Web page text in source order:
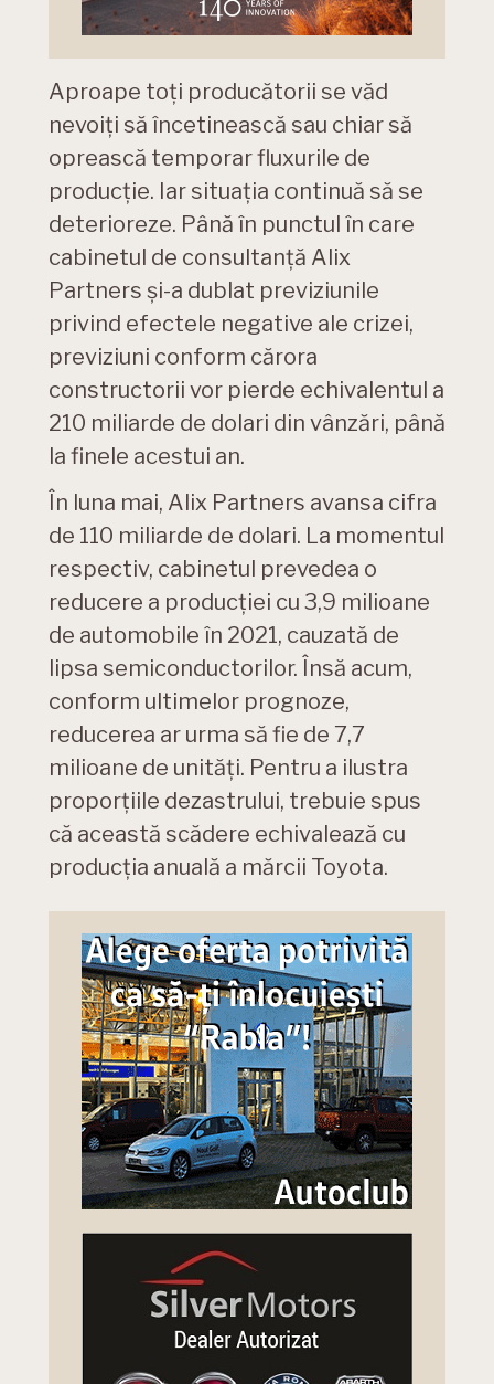
Aproape toți producătorii se văd
nevoiți să încetinească sau chiar să
oprească temporar fluxurile de
producție. Iar situația continuă să se
deterioreze. Până în punctul în care
cabinetul de consultanță Alix
Partners și-a dublat previziunile
privind efectele negative ale crizei,
previziuni conform cărora
constructorii vor pierde echivalentul a
210 miliarde de dolari din vânzări, până
la finele acestui an.
În luna mai, Alix Partners avansa cifra
de 110 miliarde de dolari. La momentul
respectiv, cabinetul prevedea o
reducere a producției cu 3,9 milioane
de automobile în 2021, cauzată de
lipsa semiconductorilor. Însă acum,
conform ultimelor prognoze,
reducerea ar urma să fie de 7,7
milioane de unități. Pentru a ilustra
proporțiile dezastrului, trebuie spus
că această scădere echivalează cu
producția anuală a mărcii Toyota.